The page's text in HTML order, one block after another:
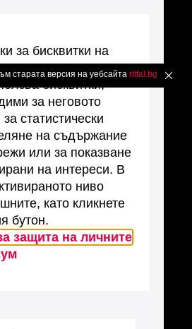
старата версия на уебсайта rittal.bg ✖
за бисквитки на
бисквитки,
за неговото
статистически
на съдържание
или за показване
на интереси. В
ниво
като кликнете
бутон.
защита на личните